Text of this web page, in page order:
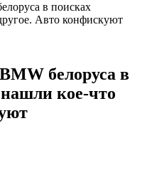
в поисках
Авто конфискуют
белоруса в
кое-что